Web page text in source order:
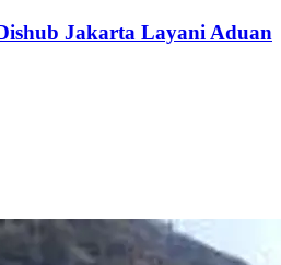
Jakarta Layani Aduan